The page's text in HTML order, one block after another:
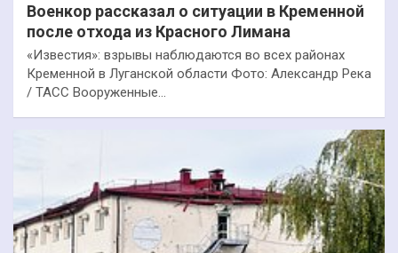
Военкор рассказал о ситуации в Кременной
после отхода из Красного Лимана
«Известия»: взрывы наблюдаются во всех районах
Кременной в Луганской области Фото: Александр Река
/ ТАСС Вооруженные…